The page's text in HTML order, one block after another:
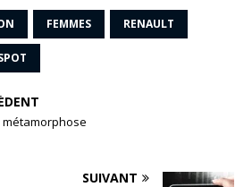
FEMMES RENAULT
métamorphose
SUIVANT